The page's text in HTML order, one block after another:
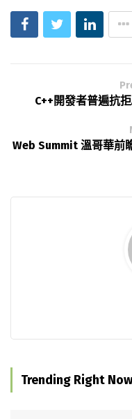
C++開發者普遍抗
Web Summit 溫哥華前
Trending Right